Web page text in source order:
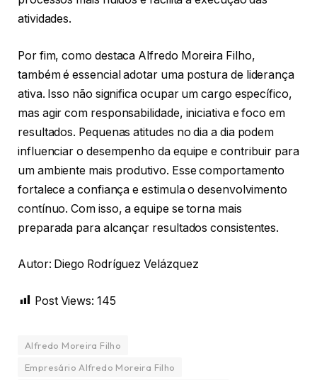
atividades.
Por fim, como destaca Alfredo Moreira Filho,
também é essencial adotar uma postura de liderança
ativa. Isso não significa ocupar um cargo específico,
mas agir com responsabilidade, iniciativa e foco em
resultados. Pequenas atitudes no dia a dia podem
influenciar o desempenho da equipe e contribuir para
um ambiente mais produtivo. Esse comportamento
fortalece a confiança e estimula o desenvolvimento
contínuo. Com isso, a equipe se torna mais
preparada para alcançar resultados consistentes.
Autor: Diego Rodríguez Velázquez
Post Views: 145
Alfredo Moreira Filho
Empresário Alfredo Moreira Filho